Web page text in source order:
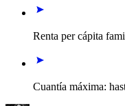
Renta per cápita
Cuantía máxima: